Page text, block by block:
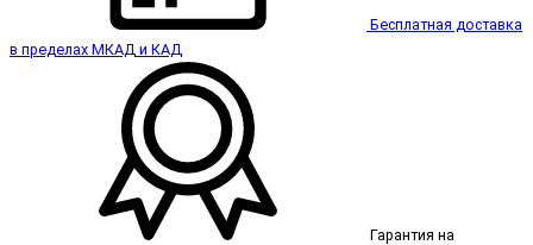
Бесплатная доставка
в пределах МКАД и КАД
Гарантия на